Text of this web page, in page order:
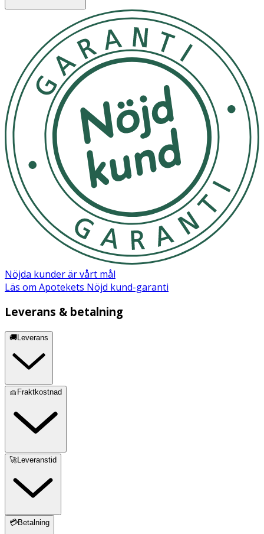
Nöjda kunder är vårt mål
Läs om Apotekets Nöjd kund-garanti
Leverans & betalning
🚚Leverans
🧺Fraktkostnad
🚀Leveranstid
💳Betalning